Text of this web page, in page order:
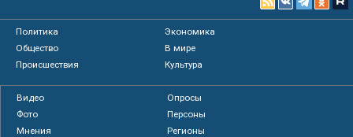
Политика
Экономика
Общество
В мире
Происшествия
Культура
Видео
Опросы
Фото
Персоны
Мнения
Регионы